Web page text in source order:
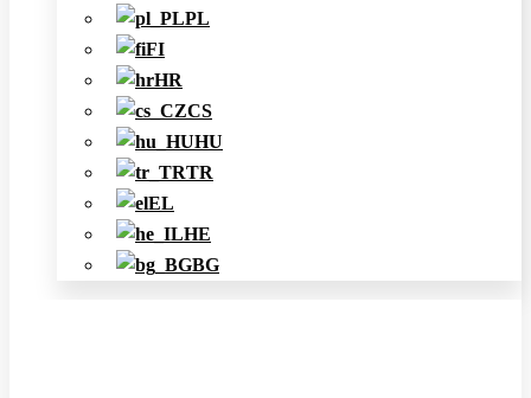
PL
FI
HR
CS
HU
TR
EL
HE
BG